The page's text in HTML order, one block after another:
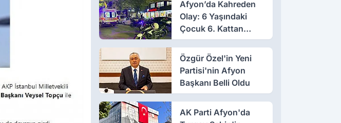
Afyon’da Kahreden
Olay: 6 Yaşındaki
Çocuk 6. Kattan
Düştü
Özgür Özel'in Yeni
Partisi'nin Afyon
Başkanı Belli Oldu
AK Parti Afyon'da